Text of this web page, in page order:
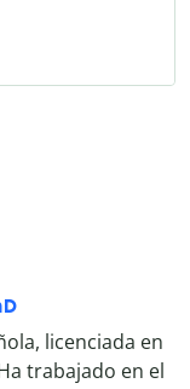
licenciada en
trabajado en el